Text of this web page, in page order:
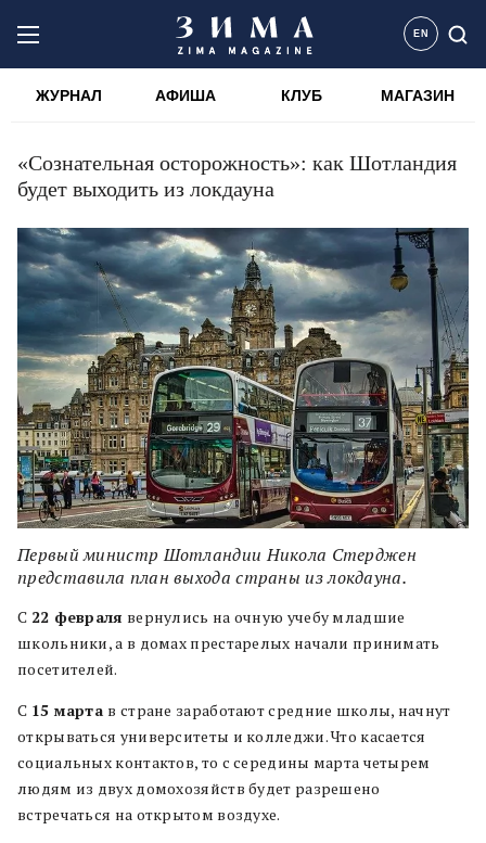
EN
ЖУРНАЛ АФИША КЛУБ МАГАЗИН
«Сознательная осторожность»: как Шотландия
будет выходить из локдауна
Первый министр Шотландии Никола Стерджен
представила план выхода страны из локдауна.
С 22 февраля вернулись на очную учебу младшие
школьники, а в домах престарелых начали принимать
посетителей.
С 15 марта в стране заработают средние школы, начнут
открываться университеты и колледжи. Что касается
социальных контактов, то с середины марта четырем
людям из двух домохозяйств будет разрешено
встречаться на открытом воздухе.